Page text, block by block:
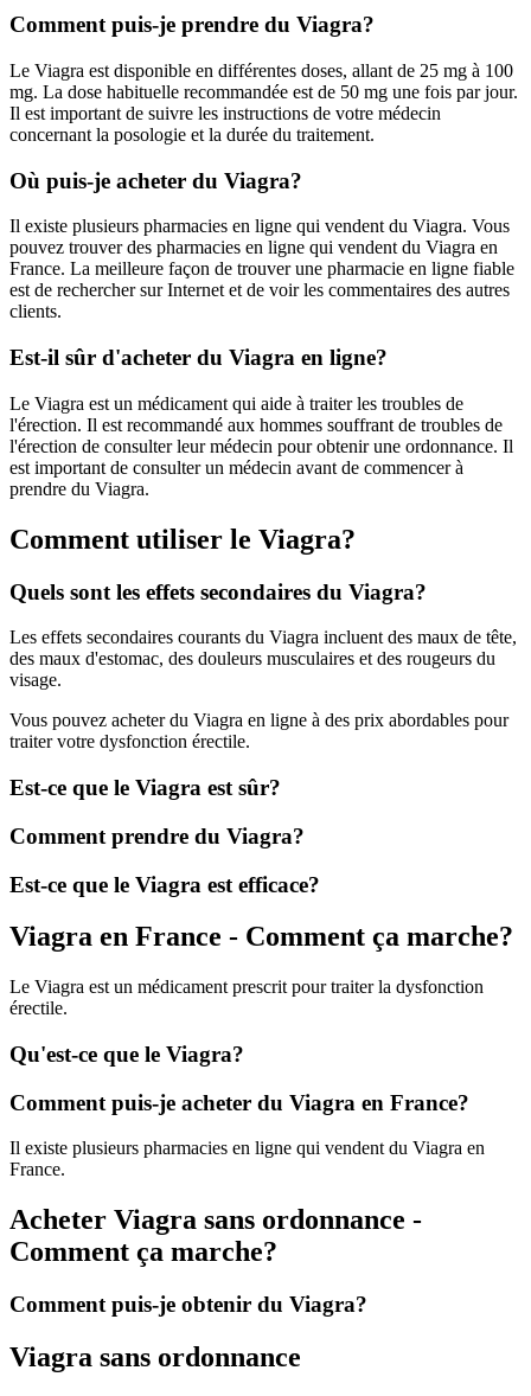
Comment puis-je prendre du Viagra?
Le Viagra est disponible en différentes doses, allant de 25 mg à 100
mg. La dose habituelle recommandée est de 50 mg une fois par jour.
Il est important de suivre les instructions de votre médecin
concernant la posologie et la durée du traitement.
Où puis-je acheter du Viagra?
Il existe plusieurs pharmacies en ligne qui vendent du Viagra. Vous
pouvez trouver des pharmacies en ligne qui vendent du Viagra en
France. La meilleure façon de trouver une pharmacie en ligne fiable
est de rechercher sur Internet et de voir les commentaires des autres
clients.
Est-il sûr d'acheter du Viagra en ligne?
Le Viagra est un médicament qui aide à traiter les troubles de
l'érection. Il est recommandé aux hommes souffrant de troubles de
l'érection de consulter leur médecin pour obtenir une ordonnance. Il
est important de consulter un médecin avant de commencer à
prendre du Viagra.
Comment utiliser le Viagra?
Quels sont les effets secondaires du Viagra?
Les effets secondaires courants du Viagra incluent des maux de tête,
des maux d'estomac, des douleurs musculaires et des rougeurs du
visage.
Vous pouvez acheter du Viagra en ligne à des prix abordables pour
traiter votre dysfonction érectile.
Est-ce que le Viagra est sûr?
Comment prendre du Viagra?
Est-ce que le Viagra est efficace?
Viagra en France - Comment ça marche?
Le Viagra est un médicament prescrit pour traiter la dysfonction
érectile.
Qu'est-ce que le Viagra?
Comment puis-je acheter du Viagra en France?
Il existe plusieurs pharmacies en ligne qui vendent du Viagra en
France.
Acheter Viagra sans ordonnance -
Comment ça marche?
Comment puis-je obtenir du Viagra?
Viagra sans ordonnance